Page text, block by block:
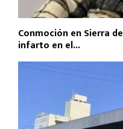
Conmoción en Sierra
infarto en el...